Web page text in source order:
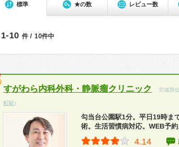
標準 ★の数 レビュー数
1-10 件 / 10件中
すがわら内科外科・静脈瘤クリニック 宮城県
町駅 ）
勾当台公園駅1分。平日19時ま
術。生活習慣病対応。WEB予約
4.14